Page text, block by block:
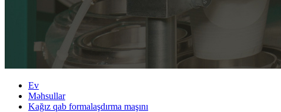
Ev
Məhsullar
Kağız qab formalaşdırma maşını